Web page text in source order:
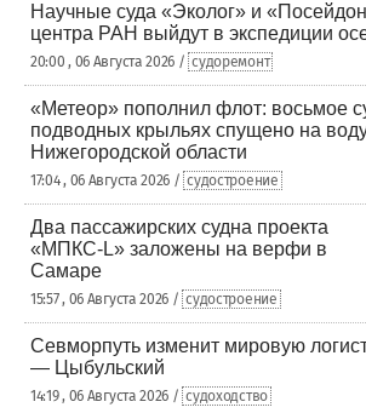
Научные суда «Эколог» и
центра РАН выйдут в экспедиции
20:00 , 06 Августа 2026 / судоремонт
«Метеор» пополнил флот: восьмое
подводных крыльях спущено на
Нижегородской области
17:04 , 06 Августа 2026 / судостроение
Два пассажирских судна проекта
«МПКС-L» заложены на верфи в
Самаре
15:57 , 06 Августа 2026 / судостроение
Севморпуть изменит мировую
— Цыбульский
14:19 , 06 Августа 2026 / судоходство